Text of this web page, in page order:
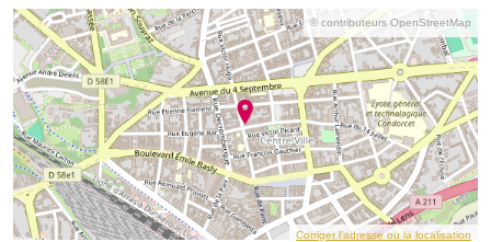
© contributeurs OpenStreetMap
Corriger l’adresse ou la localisation